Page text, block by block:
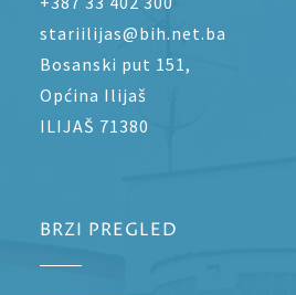
stariilijas@bih.net.ba
Bosanski put 151,
Općina Ilijaš
ILIJAŠ 71380
BRZI PREGLED